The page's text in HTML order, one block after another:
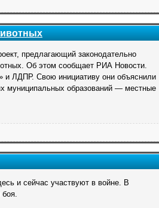
предлагающий законодательно
Об этом сообщает РИА Новости.
и ЛДПР. Свою инициативу они объяснили
муниципальных образований — местные
и сейчас участвуют в войне. В